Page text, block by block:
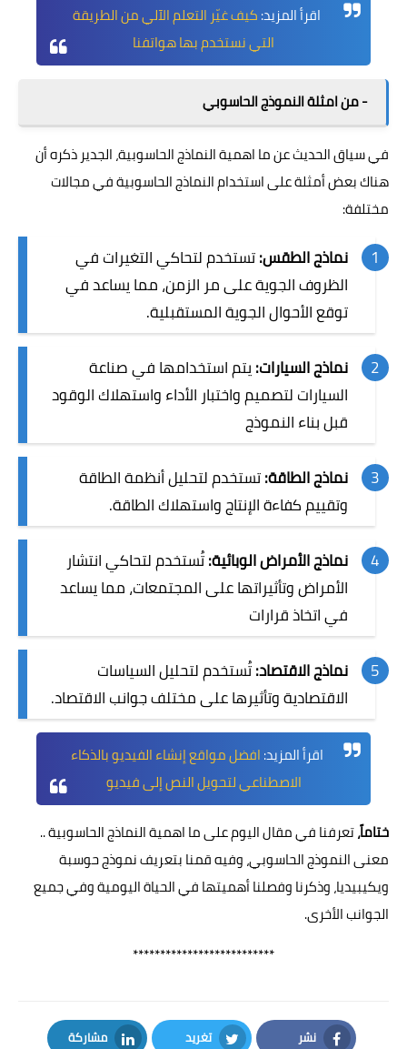
اقرأ المزيد:كيف غيّر التعلم الآلي من الطريقة
التي نستخدم بها هواتفنا
- من امثلة النموذج الحاسوبي
في سياق الحديث عن ما اهمية النماذج الحاسوبية، الجدير ذكره أن
هناك بعض أمثلة على استخدام النماذج الحاسوبية في مجالات
مختلفة:
نماذج الطقس:تستخدم لتحاكي التغيرات في
الظروف الجوية على مر الزمن، مما يساعد في
توقع الأحوال الجوية المستقبلية.
نماذج السيارات:يتم استخدامها في صناعة
السيارات لتصميم واختبار الأداء واستهلاك الوقود
قبل بناء النموذج
نماذج الطاقة:تستخدم لتحليل أنظمة الطاقة
وتقييم كفاءة الإنتاج واستهلاك الطاقة.
نماذج الأمراض الوبائية:تُستخدم لتحاكي انتشار
الأمراض وتأثيراتها على المجتمعات، مما يساعد
في اتخاذ قرارات
نماذج الاقتصاد:تُستخدم لتحليل السياسات
الاقتصادية وتأثيرها على مختلف جوانب الاقتصاد.
اقرأ المزيد:افضل مواقع إنشاء الفيديو بالذكاء
الاصطناعي لتحويل النص إلى فيديو
ختاماً،تعرفنا في مقال اليوم على ما اهمية النماذج الحاسوبية ..
معنى النموذج الحاسوبي، وفيه قمنا بتعريفنموذج حوسبة
ويكيبيديا، وذكرنا وفصلنا أهميتها في الحياة اليومية وفي جميع
الجوانب الأخرى.
**************************
نشر تغريد مشاركة